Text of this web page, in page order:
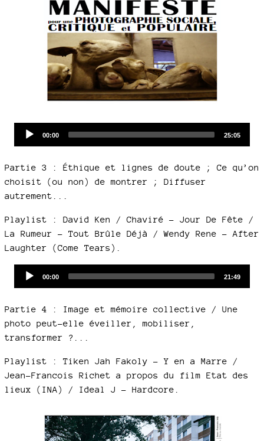
Current
00:00
Total
25:05
Partie 3 : Éthique et lignes de doute ; Ce qu’on
choisit (ou non) de montrer ; Diffuser
autrement...
Playlist : David Ken / Chaviré - Jour De Fête /
La Rumeur - Tout Brûle Déjà / Wendy Rene - After
Laughter (Come Tears).
Current
00:00
Total
21:49
Partie 4 : Image et mémoire collective / Une
photo peut-elle éveiller, mobiliser,
transformer ?...
Playlist : Tiken Jah Fakoly - Y en a Marre /
Jean-Francois Richet a propos du film Etat des
lieux (INA) / Ideal J - Hardcore.